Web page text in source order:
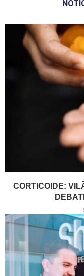
CORTICOIDE: